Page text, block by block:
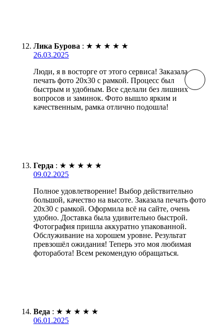
Лика Бурова : ★ ★ ★ ★ ★
26.03.2025
Люди, я в восторге от этого сервиса! Заказала
печать фото 20х30 с рамкой. Процесс был
быстрым и удобным. Все сделали без лишних
вопросов и заминок. Фото вышло ярким и
качественным, рамка отлично подошла!
Герда : ★ ★ ★ ★ ★
09.02.2025
Полное удовлетворение! Выбор действительно
большой, качество на высоте. Заказала печать фото
20х30 с рамкой. Оформила всё на сайте, очень
удобно. Доставка была удивительно быстрой.
Фотография пришла аккуратно упакованной.
Обслуживание на хорошем уровне. Результат
превзошёл ожидания! Теперь это моя любимая
фоторабота! Всем рекомендую обращаться.
Веда : ★ ★ ★ ★ ★
06.01.2025